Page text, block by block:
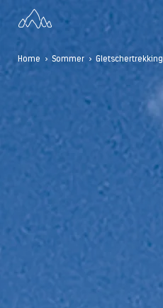
Home > Sommer > Gletschertrekking